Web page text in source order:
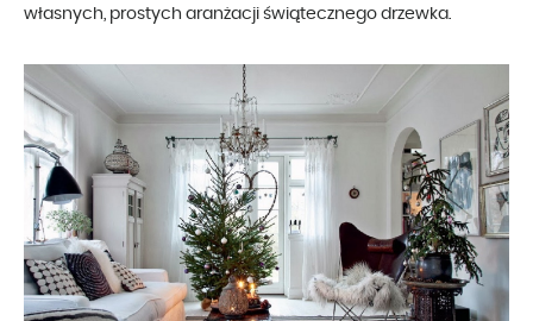
własnych, prostych aranżacji świątecznego drzewka.